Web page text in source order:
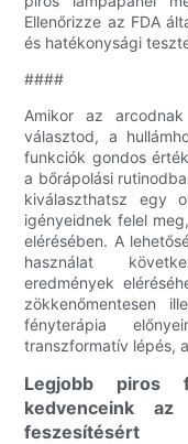
Ellenőrizze az FDA
és hatékonysági
####
Amikor az
választod, a
funkciók gondos
a bőrápolási
kiválaszthatsz egy
igényeidnek felel
elérésében. A
használat
eredmények
zökkenőmentesen
fényterápia
transzformatív lépés,
Legjobb piros
kedvenceink
feszesítésért